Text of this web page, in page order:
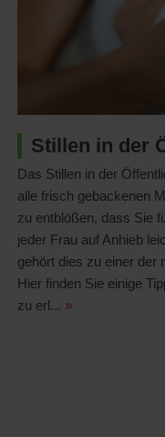
Stillen in der
Das Stillen in der
alle frisch gebackenen
zu entblößen, dass Sie
jeder Frau auf Anhieb
gehört dies zu einer der
Hier finden Sie einige
zu erl... »